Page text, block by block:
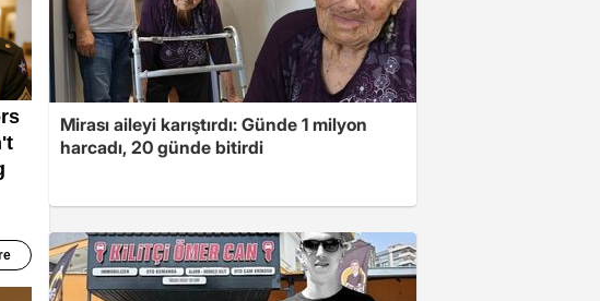
Mirası aileyi karıştırdı: Günde 1 milyon
harcadı, 20 günde bitirdi